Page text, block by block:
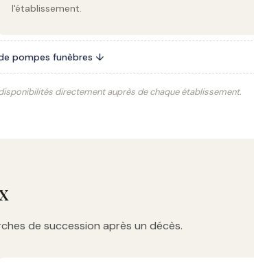
l'établissement.
pompes funèbres ↓
directement auprès de chaque établissement.
de succession après un décès.